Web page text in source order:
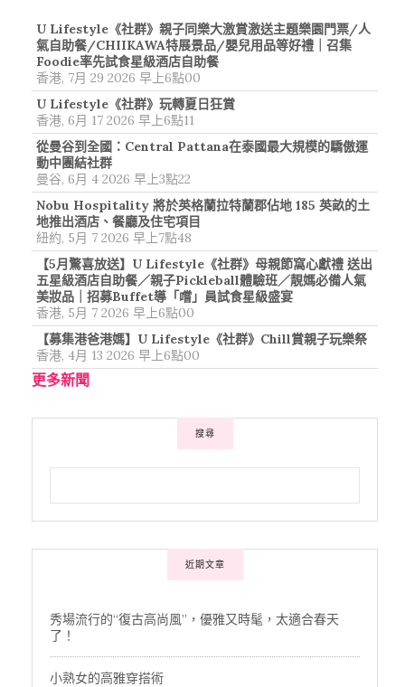
U Lifestyle《社群》親子同樂大激賞激送主題樂園門票/人
氣自助餐/CHIIKAWA特展景品/嬰兒用品等好禮｜召集
Foodie率先試食星級酒店自助餐
香港, 7月 29 2026 早上6點00
U Lifestyle《社群》玩轉夏日狂賞
香港, 6月 17 2026 早上6點11
從曼谷到全國：Central Pattana在泰國最大規模的驕傲運
動中團結社群
曼谷, 6月 4 2026 早上3點22
Nobu Hospitality 將於英格蘭拉特蘭郡佔地 185 英畝的土
地推出酒店、餐廳及住宅項目
紐約, 5月 7 2026 早上7點48
【5月驚喜放送】U Lifestyle《社群》母親節窩心獻禮 送出
五星級酒店自助餐／親子Pickleball體驗班／靚媽必備人氣
美妝品｜招募Buffet導「嚐」員試食星級盛宴
香港, 5月 7 2026 早上6點00
【募集港爸港媽】U Lifestyle《社群》Chill賞親子玩樂祭
香港, 4月 13 2026 早上6點00
更多新聞
搜尋
近期文章
秀場流行的“復古高尚風”，優雅又時髦，太適合春天
了！
小熟女的高雅穿搭術